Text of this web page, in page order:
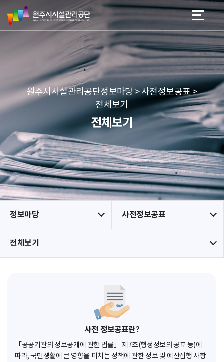
네
본문 바로가기
메뉴 바로가기
원
주
시
리
공
단
원주시시설관리공단정보마당 > 사전정보공표 >
전체보기
전체보기
정보마당 사전정보공표
전체보기
사전 정보공표란?
「공공기관의 정보공개에 관한 법률」 제7조(행정정보의 공표 등)에
따라, 국민생활에 큰 영향을 미치는 정책에 관한 정보 및 예산집행 사항